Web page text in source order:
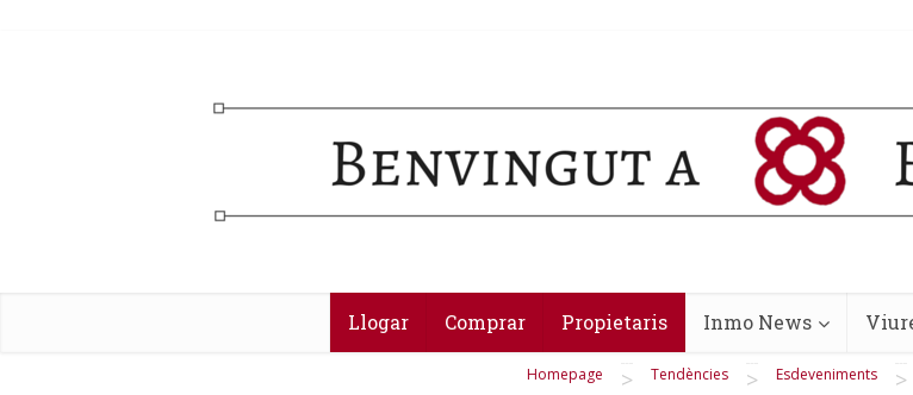
Llogar Comprar Propietaris Inmo News
Homepage > Tendències > Esdeveniments >